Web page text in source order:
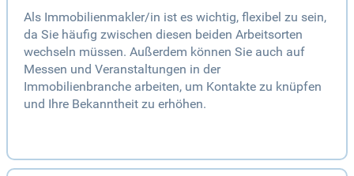
Als Immobilienmakler/in ist es wichtig, flexibel zu sein,
da Sie häufig zwischen diesen beiden Arbeitsorten
wechseln müssen. Außerdem können Sie auch auf
Messen und Veranstaltungen in der
Immobilienbranche arbeiten, um Kontakte zu knüpfen
und Ihre Bekanntheit zu erhöhen.